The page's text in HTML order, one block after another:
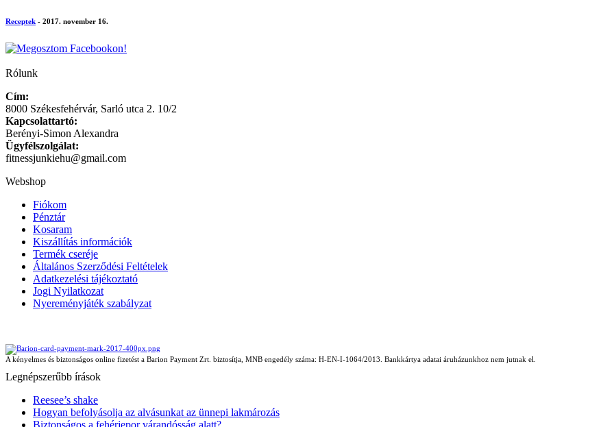
Receptek - 2017. november 16.
Rólunk
Cím:
8000 Székesfehérvár, Sarló utca 2. 10/2
Kapcsolattartó:
Berényi-Simon Alexandra
Ügyfélszolgálat:
fitnessjunkiehu@gmail.com
Webshop
Fiókom
Pénztár
Kosaram
Kiszállítás információk
Termék cseréje
Általános Szerződési Feltételek
Adatkezelési tájékoztató
Jogi Nyilatkozat
Nyereményjáték szabályzat
A kényelmes és biztonságos online fizetést a Barion Payment Zrt. biztosítja, MNB engedély száma: H-EN-I-1064/2013. Bankkártya adatai áruházunkhoz nem jutnak el.
Legnépszerűbb írások
Reesee’s shake
Hogyan befolyásolja az alvásunkat az ünnepi lakmározás
Biztonságos a fehérjepor várandósság alatt?